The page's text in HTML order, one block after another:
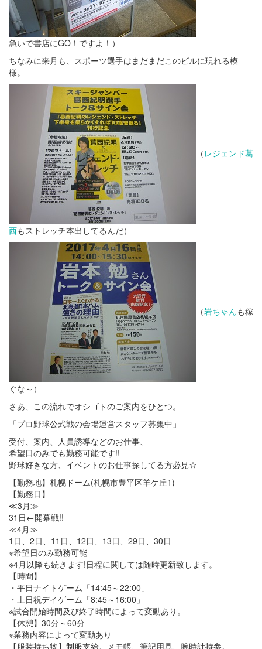
急いで書店にGO！ですよ！）
ちなみに来月も、スポーツ選手はまだまだこのビルに現れる模
様。
（ レジェンド葛
西もストレッチ本出してるんだ）
（岩ちゃんも稼
ぐな～）
さあ、この流れでオシゴトのご案内をひとつ。
「プロ野球公式戦の会場運営スタッフ募集中」
受付、案内、人員誘導などのお仕事、
希望日のみでも勤務可能です!!
野球好きな方、イベントのお仕事探してる方必見☆
【勤務地】札幌ドーム(札幌市豊平区羊ケ丘1)
【勤務日】
≪3月≫
31日←開幕戦!!
≪4月≫
1日、2日、11日、12日、13日、29日、30日
※希望日のみ勤務可能
※4月以降も続きます!日程に関しては随時更新致します。
【時間】
・平日ナイトゲーム「14:45～22:00」
・土日祝デイゲーム「8:45～16:00」
※試合開始時間及び終了時間によって変動あり。
【休憩】30分～60分
※業務内容によって変動あり
【服装持ち物】制服支給。メモ帳、筆記用具、腕時計持参。